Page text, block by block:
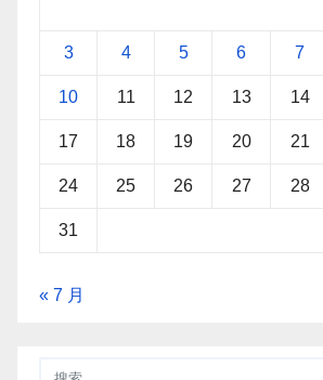
3 4 5 6 7
10 11 12 13 14
17 18 19 20 21
24 25 26 27 28
31
« 7 月